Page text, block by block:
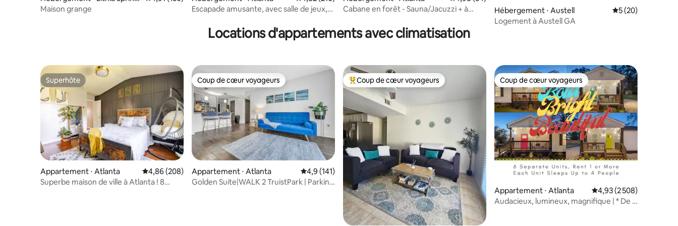
s
Maison grange
Escapade amusante, avec salle de jeux,
Cabane en forêt - Sauna/Jacuzzi + à
Hébergement ⋅ Austell Évaluation
5 (20)
Logement à Austell GA
Locations d'appartements avec climatisation
Superhôte
Superhôte
Appartement ⋅ Atlanta Évaluation moyenne sur la base de 208 commentaires : 4,86 sur 5
4,86 (208)
Superbe maison de ville à Atlanta ! 8
Coup de cœur voyageurs
Coup de cœur voyageurs
Appartement ⋅ Atlanta Évaluation moyenne sur la base de 141 commentaires : 4,9 sur 5
4,9 (141)
Golden Suite|WALK 2 TruistPark | Parking
Coups de cœur voyageurs les plus appréciés
Coup de cœur voyageurs Coup de cœur voyageurs
Coup de cœur voyageurs
Appartement ⋅ Atlanta Évaluation moyenne sur
4,93 (2 508)
Audacieux, lumineux, magnifique | * De 1